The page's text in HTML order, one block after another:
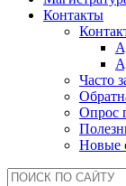
Контакты
Часто
Опрос
Новые